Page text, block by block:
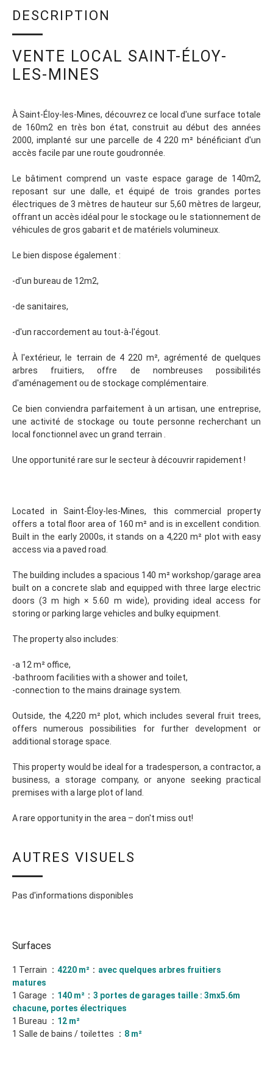
DESCRIPTION
VENTE LOCAL SAINT-ÉLOY-
LES-MINES
À Saint-Éloy-les-Mines, découvrez ce local d'une surface totale
de 160m2 en très bon état, construit au début des années
2000, implanté sur une parcelle de 4 220 m² bénéficiant d'un
accès facile par une route goudronnée.
Le bâtiment comprend un vaste espace garage de 140m2,
reposant sur une dalle, et équipé de trois grandes portes
électriques de 3 mètres de hauteur sur 5,60 mètres de largeur,
offrant un accès idéal pour le stockage ou le stationnement de
véhicules de gros gabarit et de matériels volumineux.
Le bien dispose également :
-d'un bureau de 12m2,
-de sanitaires,
-d'un raccordement au tout-à-l'égout.
À l'extérieur, le terrain de 4 220 m², agrémenté de quelques
arbres fruitiers, offre de nombreuses possibilités
d'aménagement ou de stockage complémentaire.
Ce bien conviendra parfaitement à un artisan, une entreprise,
une activité de stockage ou toute personne recherchant un
local fonctionnel avec un grand terrain .
Une opportunité rare sur le secteur à découvrir rapidement !
Located in Saint-Éloy-les-Mines, this commercial property
offers a total floor area of 160 m² and is in excellent condition.
Built in the early 2000s, it stands on a 4,220 m² plot with easy
access via a paved road.
The building includes a spacious 140 m² workshop/garage area
built on a concrete slab and equipped with three large electric
doors (3 m high × 5.60 m wide), providing ideal access for
storing or parking large vehicles and bulky equipment.
The property also includes:
-a 12 m² office,
-bathroom facilities with a shower and toilet,
-connection to the mains drainage system.
Outside, the 4,220 m² plot, which includes several fruit trees,
offers numerous possibilities for further development or
additional storage space.
This property would be ideal for a tradesperson, a contractor, a
business, a storage company, or anyone seeking practical
premises with a large plot of land.
A rare opportunity in the area – don't miss out!
AUTRES VISUELS
Pas d'informations disponibles
Surfaces
1 Terrain 4220 m²
avec quelques arbres fruitiers
matures
1 Garage
140 m²
3 portes de garages taille : 3mx5.6m
chacune, portes électriques
1 Bureau
12 m²
1 Salle de bains / toilettes
8 m²